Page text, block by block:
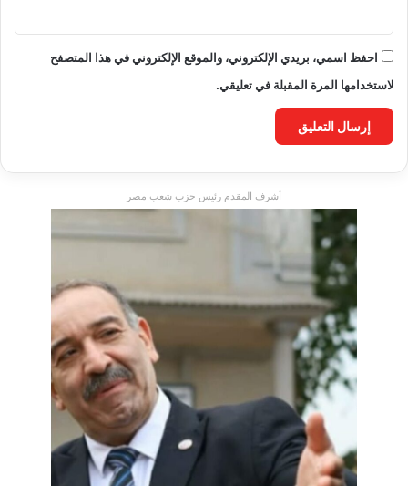
احفظ اسمي، بريدي الإلكتروني، والموقع الإلكتروني في هذا المتصفح
لاستخدامها المرة المقبلة في تعليقي.
أشرف المقدم رئيس حزب شعب مصر